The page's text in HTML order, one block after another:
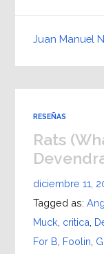
Juan Manuel
RESEÑAS
Rats
diciembre 11,
Tagged as:
Muck critica
For B Foolin